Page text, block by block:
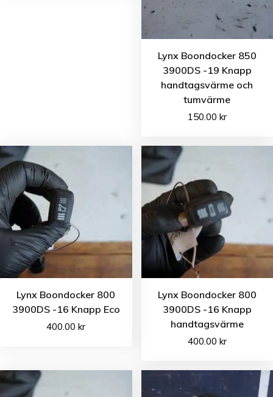
Lynx Boondocker 850
3900DS -19 Knapp
handtagsvärme och
tumvärme
150.00 kr
Lynx Boondocker 800
3900DS -16 Knapp Eco
400.00kr
Lynx Boondocker 800
3900DS -16 Knapp
handtagsvärme
400.00 kr